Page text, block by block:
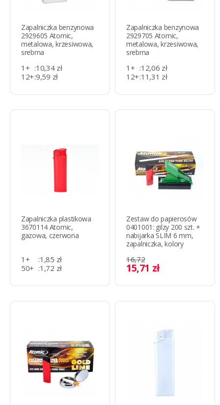
Zapalniczka benzynowa
2929605 Atomic,
metalowa, krzesiwowa,
srebrna
1+ :10,34 zł
12+:9,59 zł
Zapalniczka benzynowa
2929705 Atomic,
metalowa, krzesiwowa,
srebrna
1+ :12,06 zł
12+:11,31 zł
Zapalniczka plastikowa
3670114 Atomic,
gazowa, czerwona
1+ :1,85 zł
50+ :1,72 zł
Zestaw do papierosów
0401001: gilzy 200 szt. +
nabijarka SLIM 6 mm,
zapalniczka, kolory
16,72
15,71 zł